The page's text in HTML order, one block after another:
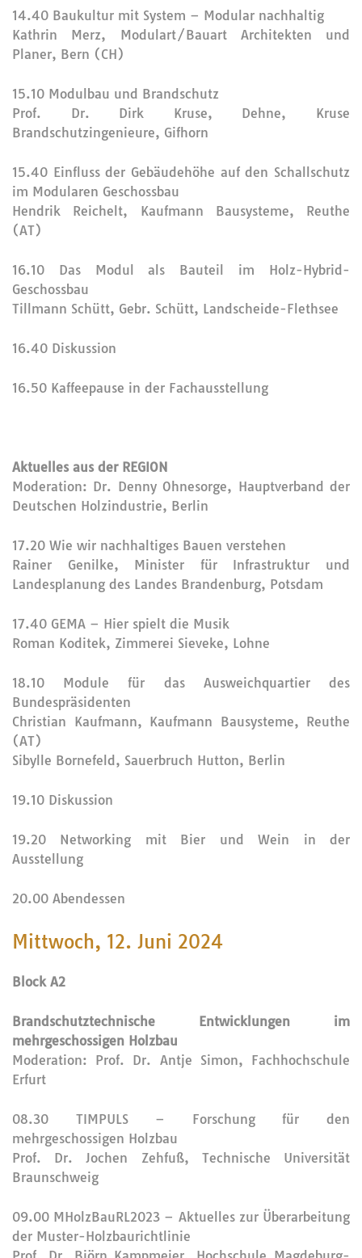
14.40 Baukultur mit System – Modular nachhaltig
Kathrin Merz, Modulart/Bauart Architekten und
Planer, Bern (CH)
15.10 Modulbau und Brandschutz
Prof. Dr. Dirk Kruse, Dehne, Kruse
Brandschutzingenieure, Gifhorn
15.40 Einfluss der Gebäudehöhe auf den Schallschutz
im Modularen Geschossbau
Hendrik Reichelt, Kaufmann Bausysteme, Reuthe
(AT)
16.10 Das Modul als Bauteil im Holz-Hybrid-
Geschossbau
Tillmann Schütt, Gebr. Schütt, Landscheide-Flethsee
16.40 Diskussion
16.50 Kaffeepause in der Fachausstellung
Aktuelles aus der REGION
Moderation: Dr. Denny Ohnesorge, Hauptverband der
Deutschen Holzindustrie, Berlin
17.20 Wie wir nachhaltiges Bauen verstehen
Rainer Genilke, Minister für Infrastruktur und
Landesplanung des Landes Brandenburg, Potsdam
17.40 GEMA – Hier spielt die Musik
Roman Koditek, Zimmerei Sieveke, Lohne
18.10 Module für das Ausweichquartier des
Bundespräsidenten
Christian Kaufmann, Kaufmann Bausysteme, Reuthe
(AT)
Sibylle Bornefeld, Sauerbruch Hutton, Berlin
19.10 Diskussion
19.20 Networking mit Bier und Wein in der
Ausstellung
20.00 Abendessen
Mittwoch, 12. Juni 2024
Block A2
Brandschutztechnische Entwicklungen im
mehrgeschossigen Holzbau
Moderation: Prof. Dr. Antje Simon, Fachhochschule
Erfurt
08.30 TIMPULS – Forschung für den
mehrgeschossigen Holzbau
Prof. Dr. Jochen Zehfuß, Technische Universität
Braunschweig
09.00 MHolzBauRL2023 – Aktuelles zur Überarbeitung
der Muster-Holzbaurichtlinie